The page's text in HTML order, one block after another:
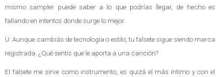
mismo sampler puede saber a lo que podrías llegar, de hecho es
fallando en intentos donde surge lo mejor.
U: Aunque cambiás de tecnología o estilo, tu falsete sigue siendo marca
registrada. ¿Qué sentís que le aporta a una canción?
El falsete me sirve como instrumento, es quizá el más íntimo y con el